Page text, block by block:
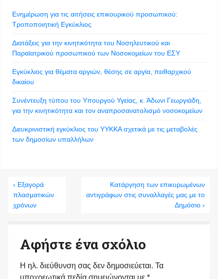
Ενημέρωση για τις αιτήσεις επικουρικού προσωπικού:
Τροποποιητική Εγκύκλιος
Διατάξεις για την κινητικότητα του Νοσηλευτικού και
Παραϊατρικού προσωπικού των Νοσοκομείων του ΕΣΥ
Εγκύκλιος για θέματα αργιών, θέσης σε αργία, πειθαρχικού
δικαίου
Συνέντευξη τύπου του Υπουργού Υγείας, κ. Άδωνι Γεωργιάδη,
για την κινητικότητα και τον αναπροσανατολισμό νοσοκομείων
Διευκρινιστική εγκύκλιος του ΥΥΚΚΑ σχετικά με τις μεταβολές
των δημοσίων υπαλλήλων
‹ Εξαγορά
πλασματικών
χρόνων
Κατάργηση των επικυρωμένων
αντιγράφων στις συναλλαγές μας με το
Δημόσιο ›
Αφήστε ένα σχόλιο
Η ηλ. διεύθυνση σας δεν δημοσιεύεται. Τα
υποχρεωτικά πεδία σημειώνονται με *